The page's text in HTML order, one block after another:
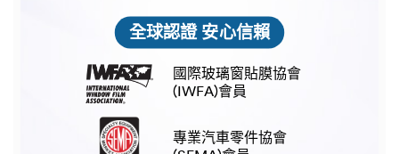
全球認證 安心信賴
國際玻璃窗貼膜協會
(IWFA)會員
專業汽車零件協會